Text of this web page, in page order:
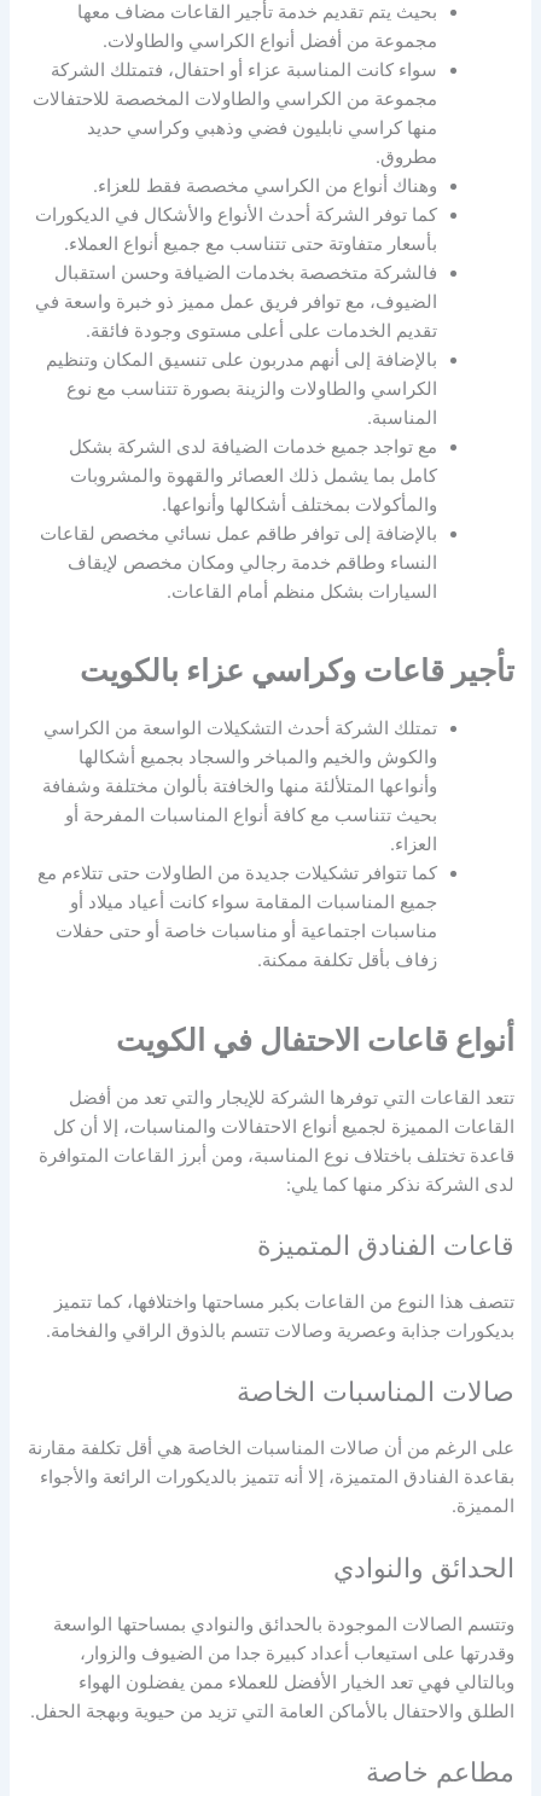
بحيث يتم تقديم خدمة تأجير القاعات مضاف معها
مجموعة من أفضل أنواع الكراسي والطاولات.
سواء كانت المناسبة عزاء أو احتفال، فتمتلك الشركة
مجموعة من الكراسي والطاولات المخصصة للاحتفالات
منها كراسي نابليون فضي وذهبي وكراسي حديد
مطروق.
وهناك أنواع من الكراسي مخصصة فقط للعزاء.
كما توفر الشركة أحدث الأنواع والأشكال في الديكورات
بأسعار متفاوتة حتى تتناسب مع جميع أنواع العملاء.
فالشركة متخصصة بخدمات الضيافة وحسن استقبال
الضيوف، مع توافر فريق عمل مميز ذو خبرة واسعة في
تقديم الخدمات على أعلى مستوى وجودة فائقة.
بالإضافة إلى أنهم مدربون على تنسيق المكان وتنظيم
الكراسي والطاولات والزينة بصورة تتناسب مع نوع
المناسبة.
مع تواجد جميع خدمات الضيافة لدى الشركة بشكل
كامل بما يشمل ذلك العصائر والقهوة والمشروبات
والمأكولات بمختلف أشكالها وأنواعها.
بالإضافة إلى توافر طاقم عمل نسائي مخصص لقاعات
النساء وطاقم خدمة رجالي ومكان مخصص لإيقاف
السيارات بشكل منظم أمام القاعات.
تأجير قاعات وكراسي عزاء بالكويت
تمتلك الشركة أحدث التشكيلات الواسعة من الكراسي
والكوش والخيم والمباخر والسجاد بجميع أشكالها
وأنواعها المتلألئة منها والخافتة بألوان مختلفة وشفافة
بحيث تتناسب مع كافة أنواع المناسبات المفرحة أو
العزاء.
كما تتوافر تشكيلات جديدة من الطاولات حتى تتلاءم مع
جميع المناسبات المقامة سواء كانت أعياد ميلاد أو
مناسبات اجتماعية أو مناسبات خاصة أو حتى حفلات
زفاف بأقل تكلفة ممكنة.
أنواع قاعات الاحتفال في الكويت
تتعد القاعات التي توفرها الشركة للإيجار والتي تعد من أفضل
القاعات المميزة لجميع أنواع الاحتفالات والمناسبات، إلا أن كل
قاعدة تختلف باختلاف نوع المناسبة، ومن أبرز القاعات المتوافرة
لدى الشركة نذكر منها كما يلي:
قاعات الفنادق المتميزة
تتصف هذا النوع من القاعات بكبر مساحتها واختلافها، كما تتميز
بديكورات جذابة وعصرية وصالات تتسم بالذوق الراقي والفخامة.
صالات المناسبات الخاصة
على الرغم من أن صالات المناسبات الخاصة هي أقل تكلفة مقارنة
بقاعدة الفنادق المتميزة، إلا أنه تتميز بالديكورات الرائعة والأجواء
المميزة.
الحدائق والنوادي
وتتسم الصالات الموجودة بالحدائق والنوادي بمساحتها الواسعة
وقدرتها على استيعاب أعداد كبيرة جدا من الضيوف والزوار،
وبالتالي فهي تعد الخيار الأفضل للعملاء ممن يفضلون الهواء
الطلق والاحتفال بالأماكن العامة التي تزيد من حيوية وبهجة الحفل.
مطاعم خاصة